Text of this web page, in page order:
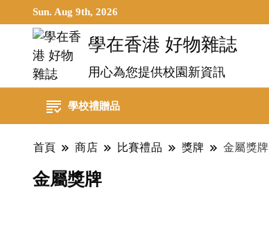
Sun. Aug 9th, 2026
學在香港 好物雜誌
用心為您提供校園新資訊
學校禮贈品
首頁 商店 比賽禮品 獎牌 金屬獎牌
金屬獎牌